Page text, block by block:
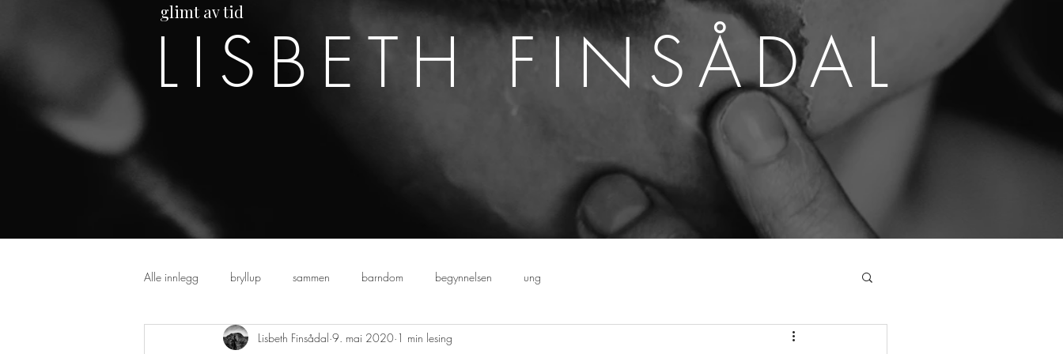
glimt av tid
LISBETH FINSÅDAL
Alle innlegg bryllup sammen barndom begynnelsen ung
Lisbeth Finsådal 9. mai 2020 1 min lesing